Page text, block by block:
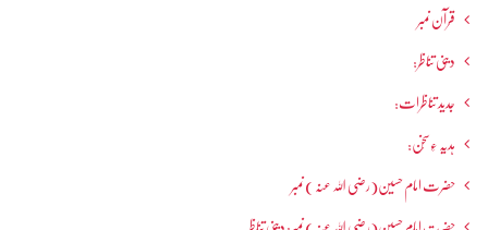
قرآن نمبر
دینی تناظر:
جدید تناظرات:
ہدیہ ءِسُخن:
حضرت امام حسین(رضی اللہ عنہ ) نمبر
حضرت امام حسین(رضی اللہ عنہ ) نمبر: دینی تناظر